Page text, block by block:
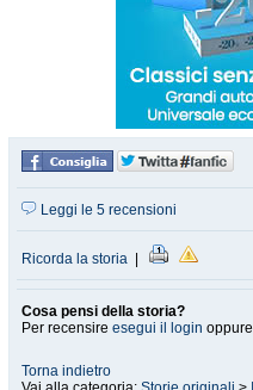
Leggi le 5 recensioni
Ricorda la storia
Cosa pensi della storia?
Per recensire esegui il login oppure
Torna indietro